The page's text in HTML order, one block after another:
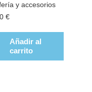
y accesorios
€
Añadir al
carrito